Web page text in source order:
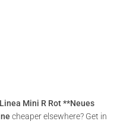
Mini R Rot **Neues
cheaper elsewhere? Get in